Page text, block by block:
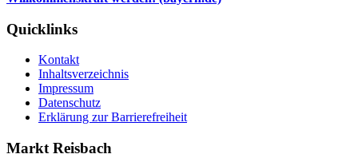
Quicklinks
Kontakt
Inhaltsverzeichnis
Impressum
Datenschutz
Erklärung zur Barrierefreiheit
Markt Reisbach